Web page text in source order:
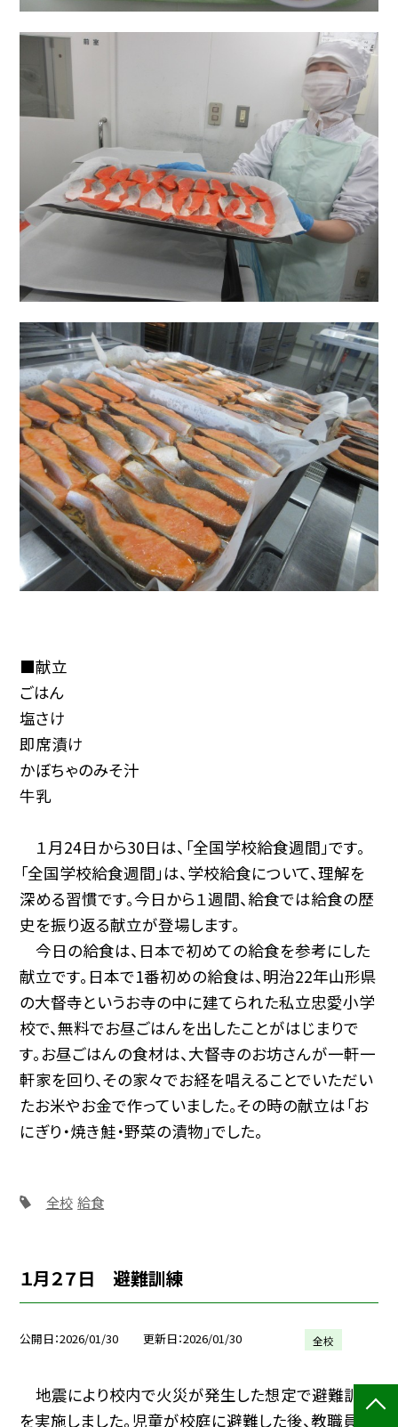
■献立
ごはん
塩さけ
即席漬け
かぼちゃのみそ汁
牛乳
１月24日から30日は、「全国学校給食週間」です。
「全国学校給食週間」は、学校給食について、理解を
深める習慣です。今日から１週間、給食では給食の歴
史を振り返る献立が登場します。
今日の給食は、日本で初めての給食を参考にした
献立です。日本で1番初めの給食は、明治22年山形県
の大督寺というお寺の中に建てられた私立忠愛小学
校で、無料でお昼ごはんを出したことがはじまりで
す。お昼ごはんの食材は、大督寺のお坊さんが一軒一
軒家を回り、その家々でお経を唱えることでいただい
たお米やお金で作っていました。その時の献立は「お
にぎり・焼き鮭・野菜の漬物」でした。
全校 給食
１月２７日 避難訓練
公開日 2026/01/30 更新日 2026/01/30 全校
地震により校内で火災が発生した想定で避難訓練
を実施しました。児童が校庭に避難した後、教職員で